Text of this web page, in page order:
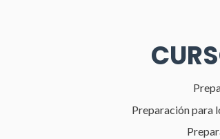
Preparación para